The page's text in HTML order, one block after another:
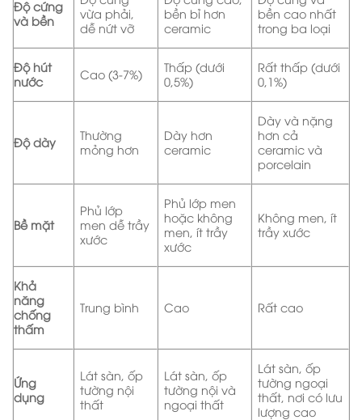
Độ cứng
và bền
vừa phải,
dễ nứt vỡ
bền bỉ hơn
ceramic
bền cao nhất
trong ba loại
Độ hút
nước
Cao (3-7%)
Thấp (dưới
0,5%)
Rất thấp (dưới
0,1%)
Độ dày
Thường
mỏng hơn
Dày hơn
ceramic
Dày và nặng
hơn cả
ceramic và
porcelain
Bề mặt
Phủ lớp
men dễ trầy
xước
Phủ lớp men
hoặc không
men, ít trầy
xước
Không men, ít
trầy xước
Khả
năng
chống
thấm
Trung bình Cao Rất cao
Ứng
dụng
Lát sàn, ốp
tường nội
thất
Lát sàn, ốp
tường nội và
ngoại thất
Lát sàn, ốp
tường ngoại
thất, nơi có lưu
lượng cao